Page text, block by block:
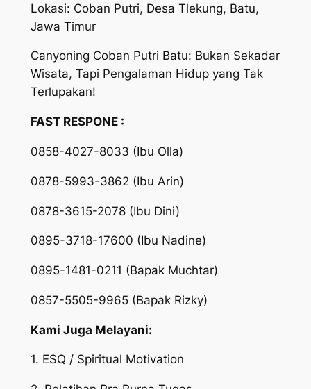
Lokasi: Coban Putri, Desa Tlekung, Batu,
Jawa Timur
Canyoning Coban Putri Batu: Bukan Sekadar
Wisata, Tapi Pengalaman Hidup yang Tak
Terlupakan!
FAST RESPONE :
0858-4027-8033 (Ibu Olla)
0878-5993-3862 (Ibu Arin)
0878-3615-2078 (Ibu Dini)
0895-3718-17600 (Ibu Nadine)
0895-1481-0211 (Bapak Muchtar)
0857-5505-9965 (Bapak Rizky)
Kami Juga Melayani:
1. ESQ / Spiritual Motivation